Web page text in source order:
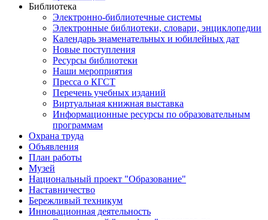
Библиотека
Электронно-библиотечные системы
Электронные библиотеки, словари, энциклопедии
Календарь знаменательных и юбилейных дат
Новые поступления
Ресурсы библиотеки
Наши мероприятия
Пресса о КГСТ
Перечень учебных изданий
Виртуальная книжная выставка
Информационные ресурсы по образовательным
программам
Охрана труда
Объявления
План работы
Музей
Национальный проект "Образование"
Наставничество
Бережливый техникум
Инновационная деятельность